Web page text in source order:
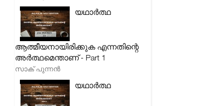
യഥാർത്ഥ
ആത്മീയനായിരിക്കുക എന്നതിന്റെ
അർത്ഥമെന്താണ് - Part 1
സാക് പുന്നൻ
യഥാർത്ഥ